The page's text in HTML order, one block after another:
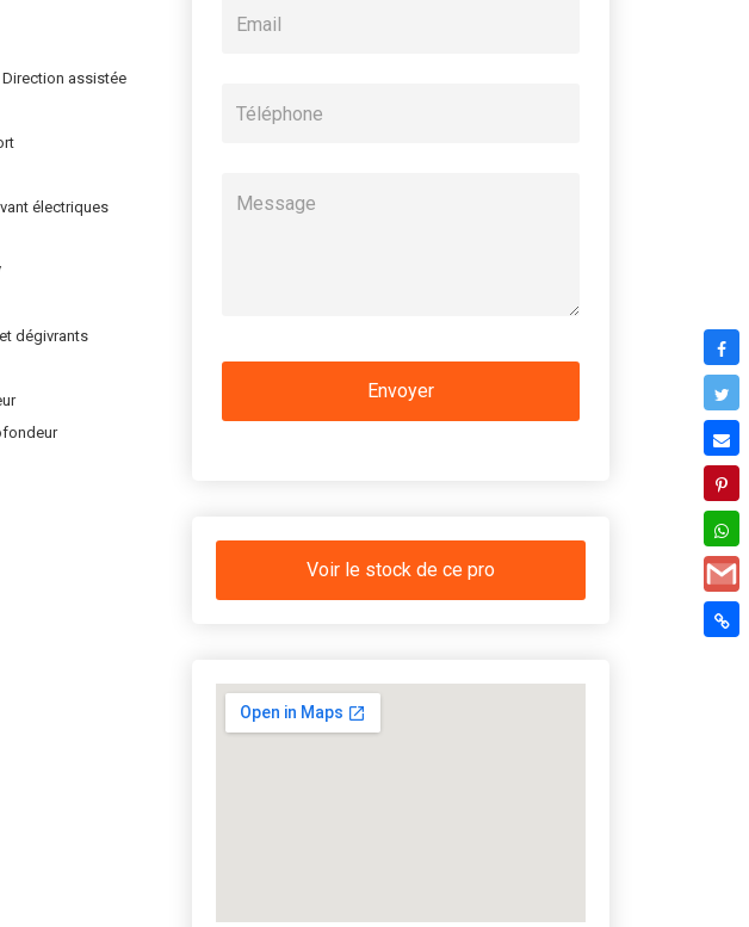
Direction assistée
électriques
dégivrants
Voir le stock de ce pro